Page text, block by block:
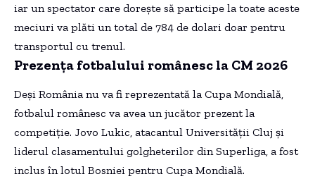
iar un spectator care dorește să participe la toate aceste
meciuri va plăti un total de 784 de dolari doar pentru
transportul cu trenul.
Prezența fotbalului românesc la CM 2026
Deși România nu va fi reprezentată la Cupa Mondială,
fotbalul românesc va avea un jucător prezent la
competiție. Jovo Lukic, atacantul Universității Cluj și
liderul clasamentului golgheterilor din Superliga, a fost
inclus în lotul Bosniei pentru Cupa Mondială.